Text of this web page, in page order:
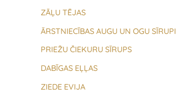
ZĀĻU TĒJAS
ĀRSTNIECĪBAS AUGU UN OGU SĪRUPI
PRIEŽU ČIEKURU SĪRUPS
DABĪGAS EĻĻAS
ZIEDE EVIJA